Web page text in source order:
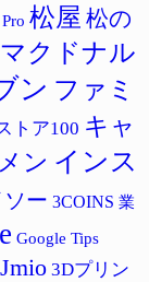
松屋 松の
マクドナル
ン ファミ
トア100 キャ
ン インス
ソー 3COINS 業
Google Tips
3Dプリン